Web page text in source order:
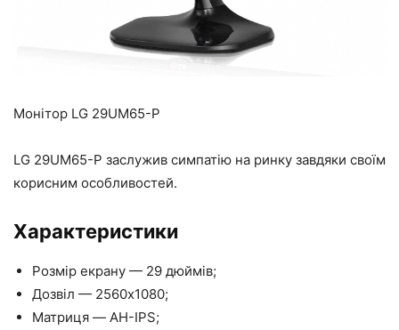
Монітор LG 29UM65-P
LG 29UM65-P заслужив симпатію на ринку завдяки своїм
корисним особливостей.
Характеристики
Розмір екрану — 29 дюймів;
Дозвіл — 2560х1080;
Матриця — AH-IPS;